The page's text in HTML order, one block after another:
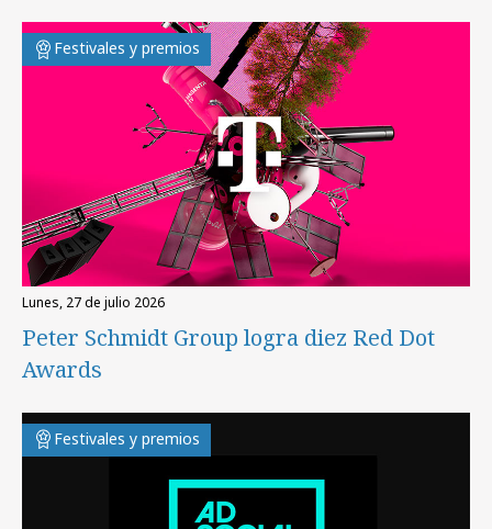
Festivales y premios
lunes, 27 de julio 2026
Peter Schmidt Group logra diez Red Dot
Awards
Festivales y premios